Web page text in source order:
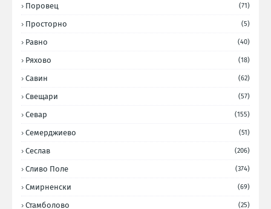
Поровец (71)
Просторно (5)
Равно (40)
Ряхово (18)
Савин (62)
Свещари (57)
Севар (155)
Семерджиево (51)
Сеслав (206)
Сливо Поле (374)
Смирненски (69)
Стамболово (25)